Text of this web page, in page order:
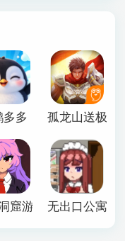
多多 孤龙山送极品
版
窟游戏下载手机版
无出口公寓最